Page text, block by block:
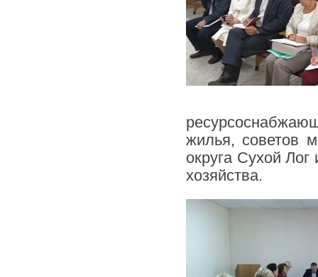
жилья, советов
округа Сухой
хозяйства.